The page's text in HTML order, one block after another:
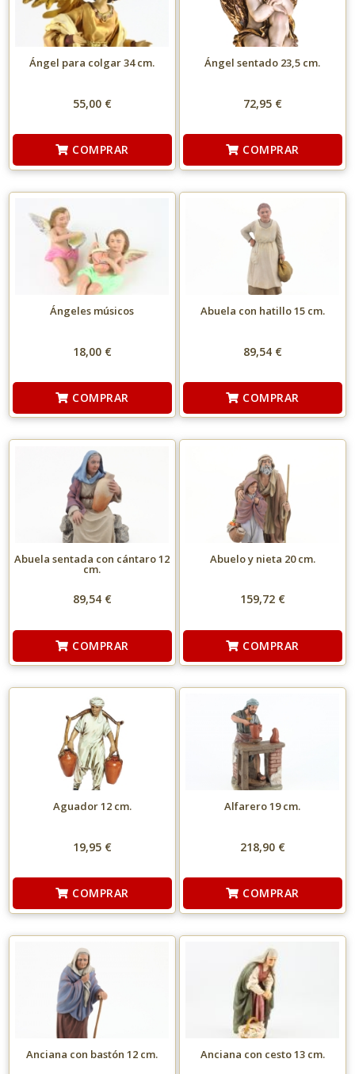
Ángel para colgar 34 cm.
55,00 €
COMPRAR
Ángel sentado 23,5 cm.
72,95 €
COMPRAR
Ángeles músicos
18,00 €
COMPRAR
Abuela con hatillo 15 cm.
89,54 €
COMPRAR
Abuela sentada con cántaro 12
cm.
89,54 €
COMPRAR
Abuelo y nieta 20 cm.
159,72 €
COMPRAR
Aguador 12 cm.
19,95 €
COMPRAR
Alfarero 19 cm.
218,90 €
COMPRAR
Anciana con bastón 12 cm. Anciana con cesto 13 cm.